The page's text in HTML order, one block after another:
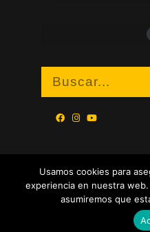
Usamos cookies para
experiencia en nuestra
asumiremos que